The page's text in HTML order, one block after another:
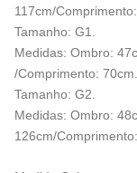
117cm/Comprimento:
Tamanho: G1.
Medidas: Ombro:
/Comprimento: 70cm.
Tamanho: G2.
Medidas: Ombro:
126cm/